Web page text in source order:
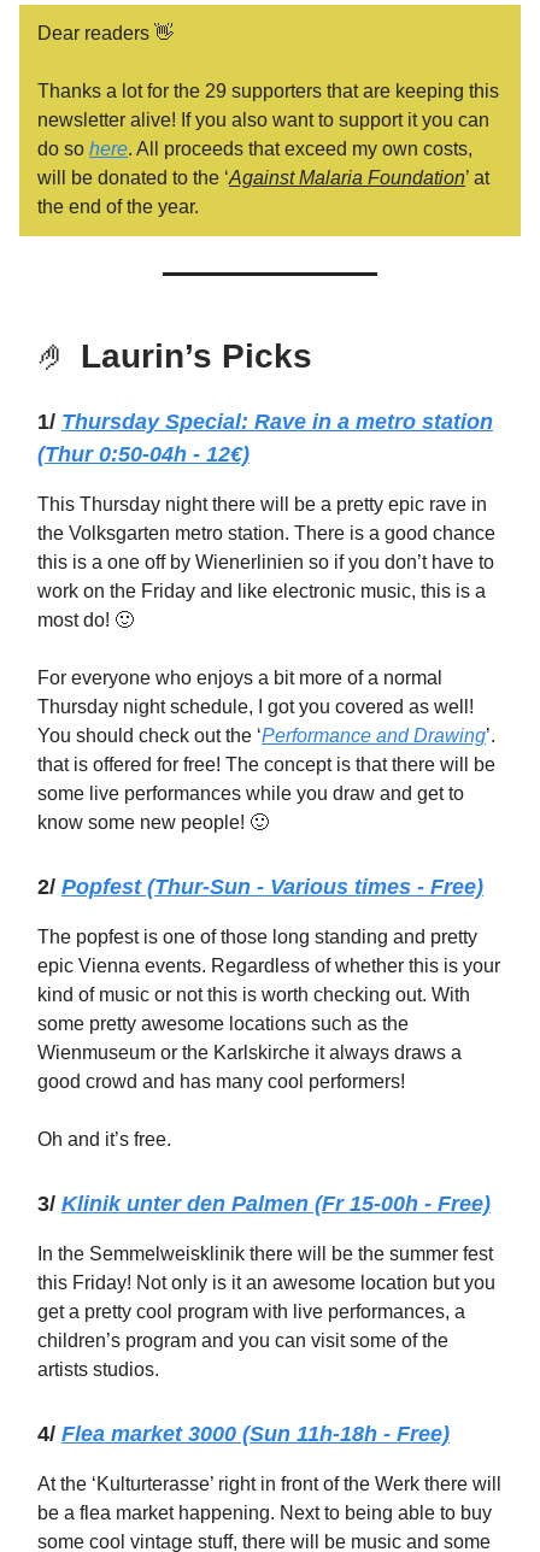
Dear readers 👋
Thanks a lot for the 29 supporters that are keeping this
newsletter alive! If you also want to support it you can
do so here. All proceeds that exceed my own costs,
will be donated to the ‘Against Malaria Foundation’ at
the end of the year.
🤌 Laurin’s Picks
1/ Thursday Special: Rave in a metro station
(Thur 0:50-04h - 12€)
This Thursday night there will be a pretty epic rave in
the Volksgarten metro station. There is a good chance
this is a one off by Wienerlinien so if you don’t have to
work on the Friday and like electronic music, this is a
most do! 🙂
For everyone who enjoys a bit more of a normal
Thursday night schedule, I got you covered as well!
You should check out the ‘Performance and Drawing’.
that is offered for free! The concept is that there will be
some live performances while you draw and get to
know some new people! 🙂
2/ Popfest (Thur-Sun - Various times - Free)
The popfest is one of those long standing and pretty
epic Vienna events. Regardless of whether this is your
kind of music or not this is worth checking out. With
some pretty awesome locations such as the
Wienmuseum or the Karlskirche it always draws a
good crowd and has many cool performers!
Oh and it’s free.
3/ Klinik unter den Palmen (Fr 15-00h - Free)
In the Semmelweisklinik there will be the summer fest
this Friday! Not only is it an awesome location but you
get a pretty cool program with live performances, a
children’s program and you can visit some of the
artists studios.
4/ Flea market 3000 (Sun 11h-18h - Free)
At the ‘Kulturterasse’ right in front of the Werk there will
be a flea market happening. Next to being able to buy
some cool vintage stuff, there will be music and some